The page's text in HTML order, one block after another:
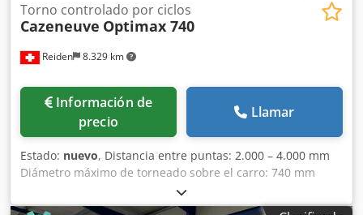
Reiden 8.329 km
Torno controlado por ciclos
Cazeneuve Optimax 740
Información de
precio
Llamar
Estado: nuevo, Distancia entre puntas: 2.000 – 4.000 mm
Diámetro máximo de torneado sobre el carro: 740 mm
Diámetro máximo de torneado sobre el soporte: 460 mm
Cono del husillo: DIN 55026 Diámetro máximo de